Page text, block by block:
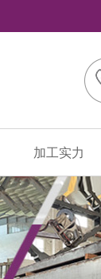
加工实力